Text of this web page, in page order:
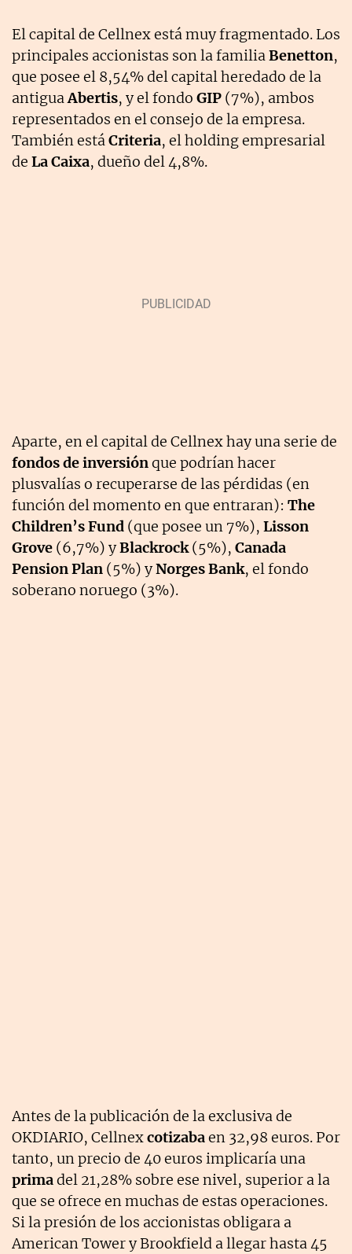
El capital de Cellnex está muy fragmentado. Los
principales accionistas son la familiaBenetton,
que posee el 8,54% del capital heredado de la
antiguaAbertis, y el fondo GIP (7%), ambos
representados en el consejo de la empresa.
También estáCriteria, el holding empresarial
de La Caixa, dueño del 4,8%.
Aparte, en el capital de Cellnex hay una serie de
fondos de inversiónque podrían hacer
plusvalías o recuperarse de las pérdidas (en
función del momento en que entraran): The
Children’s Fund (que posee un 7%), Lisson
Grove (6,7%) yBlackrock(5%), Canada
Pension Plan (5%) yNorges Bank, el fondo
soberano noruego (3%).
Antes de la publicación de la exclusiva de
OKDIARIO, Cellnexcotizabaen 32,98 euros. Por
tanto, un precio de 40 euros implicaría una
primadel 21,28% sobre ese nivel, superior a la
que se ofrece en muchas de estas operaciones.
Si la presión de los accionistas obligara a
American Tower y Brookfield a llegar hasta 45